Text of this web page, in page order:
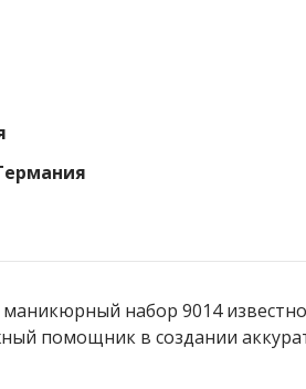
набор 9014
помощник в создании